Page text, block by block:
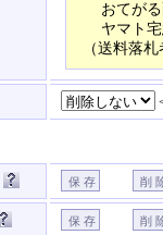
おてが
ヤマト
（送料落